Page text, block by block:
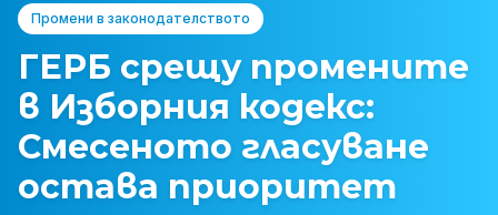
Промени в законодателството
ГЕРБ срещу промените
в Изборния кодекс:
Смесеното гласуване
остава приоритет